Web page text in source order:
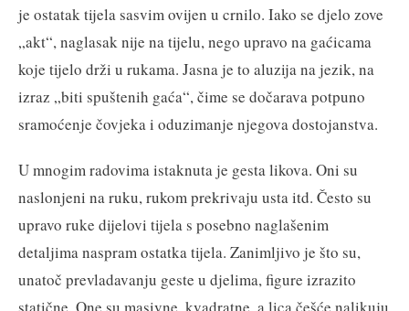
je ostatak tijela sasvim ovijen u crnilo. Iako se djelo zove
„akt“, naglasak nije na tijelu, nego upravo na gaćicama
koje tijelo drži u rukama. Jasna je to aluzija na jezik, na
izraz „biti spuštenih gaća“, čime se dočarava potpuno
sramoćenje čovjeka i oduzimanje njegova dostojanstva.
U mnogim radovima istaknuta je gesta likova. Oni su
naslonjeni na ruku, rukom prekrivaju usta itd. Često su
upravo ruke dijelovi tijela s posebno naglašenim
detaljima naspram ostatka tijela. Zanimljivo je što su,
unatoč prevladavanju geste u djelima, figure izrazito
statične. One su masivne, kvadratne, a lica češće nalikuju